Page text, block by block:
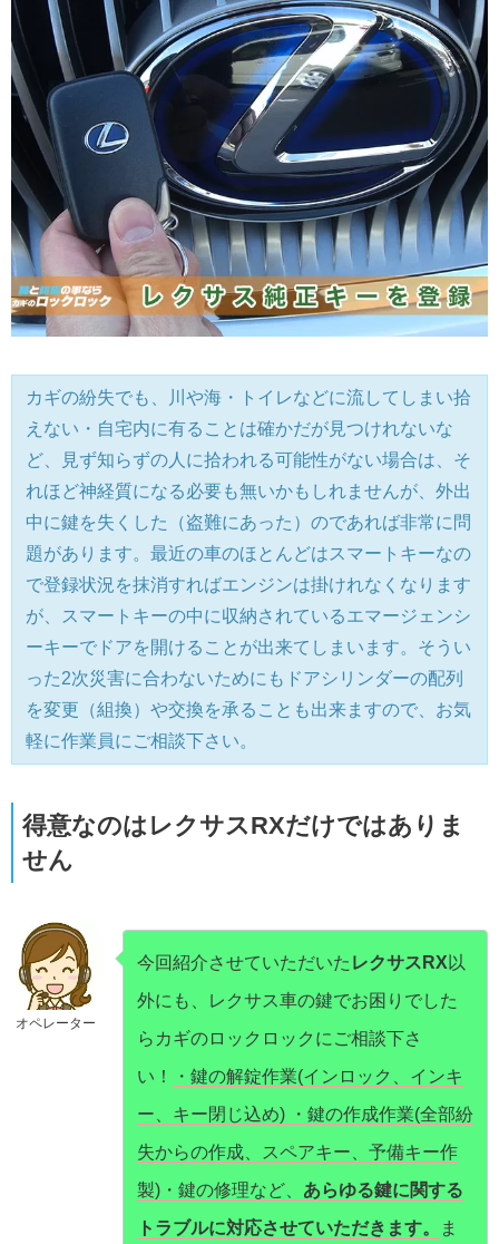
カギの紛失でも、川や海・トイレなどに流してしまい拾
えない・自宅内に有ることは確かだが見つけれないな
ど、見ず知らずの人に拾われる可能性がない場合は、そ
れほど神経質になる必要も無いかもしれませんが、外出
中に鍵を失くした（盗難にあった）のであれば非常に問
題があります。最近の車のほとんどはスマートキーなの
で登録状況を抹消すればエンジンは掛けれなくなります
が、スマートキーの中に収納されているエマージェンシ
ーキーでドアを開けることが出来てしまいます。そうい
った2次災害に合わないためにもドアシリンダーの配列
を変更（組換）や交換を承ることも出来ますので、お気
軽に作業員にご相談下さい。
得意なのはレクサスRXだけではありま
せん
オペレーター
今回紹介させていただいた レクサスRX 以
外にも、レクサス車の鍵でお困りでした
らカギのロックロックにご相談下さ
い！
・鍵の解錠作業(インロック、インキ
ー、キー閉じ込め) ・鍵の作成作業(全部紛
失からの作成、スペアキー、予備キー作
製)・鍵の修理など、 あらゆる鍵に関する
トラブルに対応させていただきます。
ま